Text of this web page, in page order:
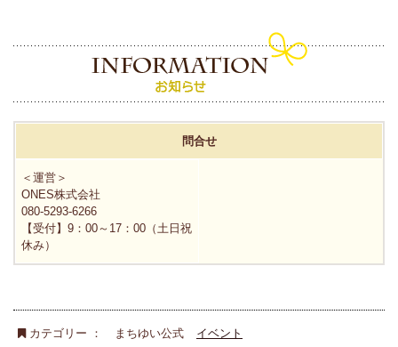
問合せ
＜運営＞
ONES株式会社
080-5293-6266
【受付】9：00～17：00（土日祝
休み）
カテゴリー ： まちゆい公式 イベント